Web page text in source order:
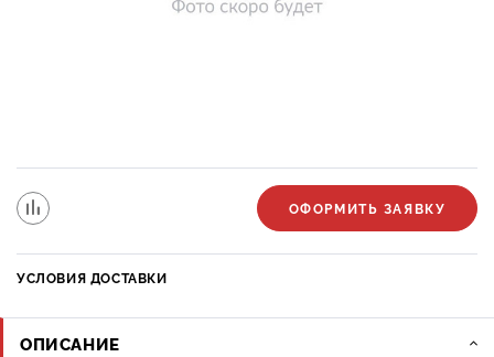
ОФОРМИТЬ ЗАЯВКУ
УСЛОВИЯ ДОСТАВКИ
ОПИСАНИЕ